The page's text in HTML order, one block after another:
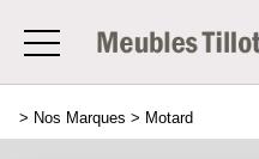
> Nos Marques > Motard